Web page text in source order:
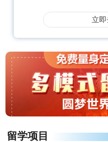
立即
留学项目